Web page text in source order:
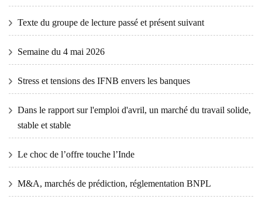
Texte du groupe de lecture passé et présent suivant
Semaine du 4 mai 2026
Stress et tensions des IFNB envers les banques
Dans le rapport sur l'emploi d'avril, un marché du travail solide,
stable et stable
Le choc de l’offre touche l’Inde
M&A, marchés de prédiction, réglementation BNPL